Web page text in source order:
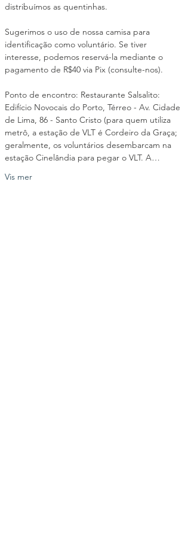
distribuímos as quentinhas.
Sugerimos o uso de nossa camisa para
identificação como voluntário. Se tiver
interesse, podemos reservá-la mediante o
pagamento de R$40 via Pix (consulte-nos).
Ponto de encontro: Restaurante Salsalito:
Edifício Novocais do Porto, Térreo - Av. Cidade
de Lima, 86 - Santo Cristo (para quem utiliza
metrô, a estação de VLT é Cordeiro da Graça;
geralmente, os voluntários desembarcam na
estação Cinelândia para pegar o VLT. A…
Vis mer